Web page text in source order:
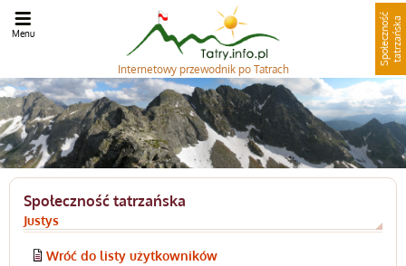
Internetowy przewodnik po Tatrach
S
p
o
ł
e
c
z
n
oś
ć
t
a
t
r
z
a
ń
s
ka
Menu
Społeczność tatrzańska
Justys
Wróć do listy użytkowników